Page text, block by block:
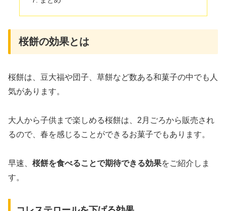
桜餅の効果とは
桜餅は、豆大福や団子、草餅など数ある和菓子の中でも人
気があります。
大人から子供まで楽しめる桜餅は、2月ごろから販売され
るので、春を感じることができるお菓子でもあります。
早速、 桜餅を食べることで期待できる効果をご紹介しま
す。